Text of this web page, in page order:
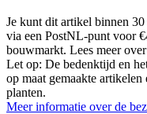
Je kunt dit artikel binnen 30
via een PostNL-punt voor
bouwmarkt. Lees meer over
Let op: De bedenktijd en
op maat gemaakte
planten.
Meer informatie over de